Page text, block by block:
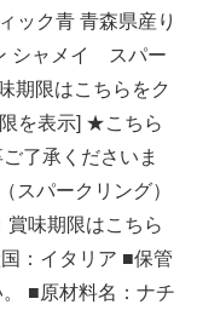
ック青 青森県産り
シャメイ スパー
期限はこちらをク
を表示] ★こちら
了承くださいま
スパークリング）
味期限はこちら
：イタリア ■保管
■原材料名：ナチ